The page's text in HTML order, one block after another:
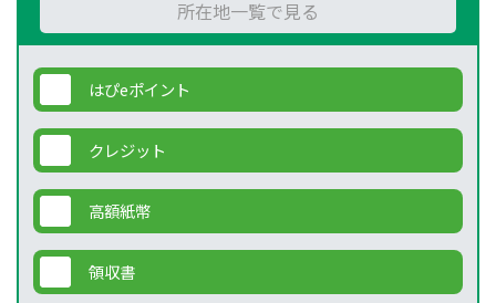
所在地一覧で見る
はぴeポイント
クレジット
高額紙幣
領収書